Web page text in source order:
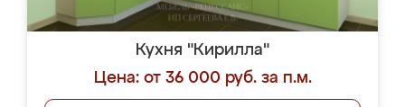
Кухня "Кирилла"
Цена: от 36 000 руб. за п.м.